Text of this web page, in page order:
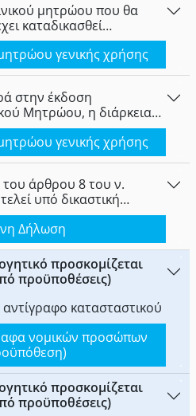
μητρώου που θα
καταδικασθεί
ποινή για
διώκεται.γενικής χρήσης
στην έκδοση
Μητρώου, η διάρκεια
είναι κατά κανόνα
γενικής χρήσης
άρθρου 8 του ν.
υπό δικαστική
έχει καταδικασθεί για
της κλοπής,
εκβίασης, σωματικής
των διατάξεων περί
που αναφέρεται
τιμωρία, πορνογραφία
λόγω καταδίκης για
πράξη των πολιτικών
Δήλωση
προσκομίζεται
προϋποθέσεις)
κατασταστικού
νομικών προσώπων
προσκομίζεται
προϋποθέσεις)